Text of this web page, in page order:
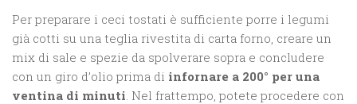
Per preparare i ceci tostati è sufficiente porre i legumi
già cotti su una teglia rivestita di carta forno, creare un
mix di sale e spezie da spolverare sopra e concludere
con un giro d’olio prima di infornare a 200° per una
ventina di minuti. Nel frattempo, potete procedere con